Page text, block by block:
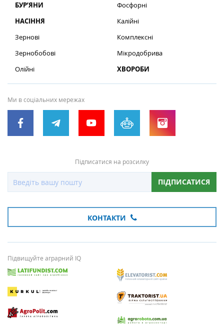
БУР’ЯНИ
НАСІННЯ
Зернові
Зернобобові
Олійні
Фосфорні
Калійні
Комплексні
Мікродобрива
ХВОРОБИ
Ми в соціальних мережах
Підписатися на розсилку
ПІДПИСАТИСЯ
КОНТАКТИ
Підвищуйте аграрний IQ